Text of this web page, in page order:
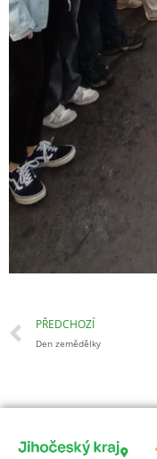
Prev
PŘEDCHOZÍ
Den zemědělky